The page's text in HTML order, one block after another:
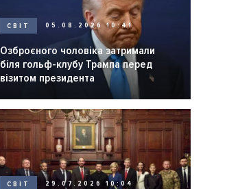
СВІТ 05.08.2026 10:41
Озброєного чоловіка затримали
біля гольф-клубу Трампа перед
візитом президента
СВІТ 29.07.2026 10:04